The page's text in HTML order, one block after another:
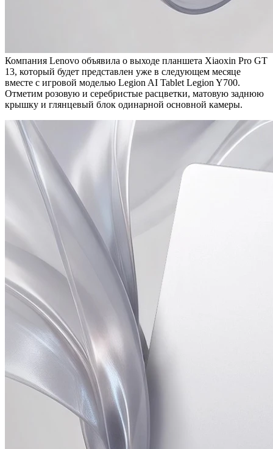
Компания Lenovo объявила о выходе планшета Xiaoxin Pro GT
13, который будет представлен уже в следующем месяце
вместе с игровой моделью Legion AI Tablet Legion Y700.
Отметим розовую и серебристые расцветки, матовую заднюю
крышку и глянцевый блок одинарной основной камеры.